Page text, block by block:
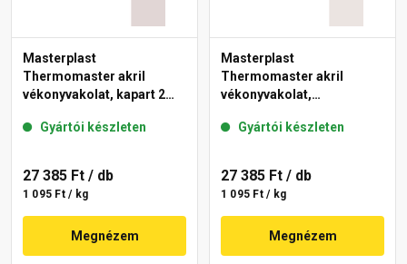
Masterplast
Thermomaster akril
vékonyvakolat, kapart 2
Gyártói készleten
27 385 Ft / db
1 095 Ft / kg
Megnézem
Masterplast
Thermomaster akril
vékonyvakolat,
49-F 25 kg
Gyártói készleten
27 385 Ft / db
1 095 Ft / kg
Megnézem